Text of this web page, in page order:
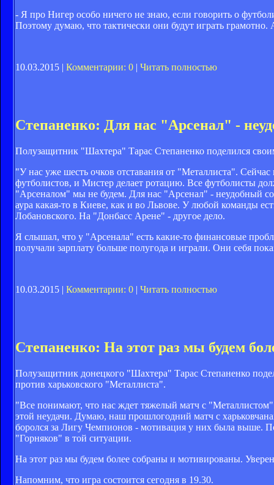
- Я про Нигер особо ничего не знаю, если говорить о
Поэтому думаю, что тактически они будут играть
10.03.2015 | Комментарии: 0 | Читать полностью
Степаненко: Для нас "Арсенал" -
Полузащитник "Шахтера" Тарас Степаненко поделился
"У нас уже шесть очков отставания от "Металлиста".
футболистов, и Мистер делает ротацию. Все футболисты
"Арсеналом" мы не будем. Для нас "Арсенал" - неудобный
аура какая-то в Киеве, как и во Львове. У любой команды
Лобановского. На "Донбасс Арене" - другое дело.
Я слышал, что у "Арсенала" есть какие-то финансовые
получали зарплату больше полугода и играли. Они себя
10.03.2015 | Комментарии: 0 | Читать полностью
Степаненко: На этот раз мы будем
Полузащитник донецкого "Шахтера" Тарас Степаненко
против харьковского "Металлиста".
"Все понимают, что нас ждет тяжелый матч с
этой неудачи. Думаю, наш прошлогодний матч с
боролся за Лигу Чемпионов - мотивация у них была выше.
"Горняков" в той ситуации.
На этот раз мы будем более собраны и мотивированы.
Напомним, что игра состоится сегодня в 19.30.